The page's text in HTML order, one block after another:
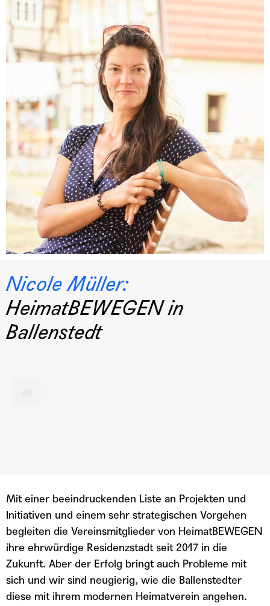
Nicole Müller:
HeimatBEWEGEN in
Ballenstedt
ABONNIEREN
TEILEN
RSS FEED
LINK
EMBED
Mit einer beeindruckenden Liste an Projekten und
Initiativen und einem sehr strategischen Vorgehen
begleiten die Vereinsmitglieder von HeimatBEWEGEN
ihre ehrwürdige Residenzstadt seit 2017 in die
Zukunft. Aber der Erfolg bringt auch Probleme mit
sich und wir sind neugierig, wie die Ballenstedter
diese mit ihrem modernen Heimatverein angehen.